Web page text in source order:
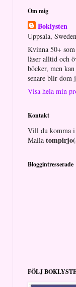
Om mig
Boklysten
Uppsala, Sweden
Kvinna 50+
läser alltid och
böcker, men
senare blir dom
Visa hela min
Kontakt
Vill du komma i
Maila
Bloggintresserade
FÖLJ